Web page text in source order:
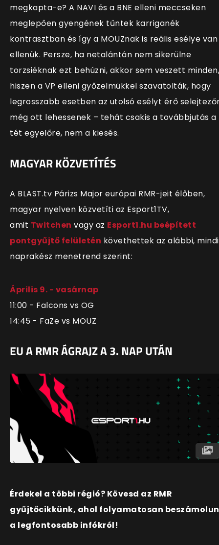
megkapta-e? A NAVI és a BNE elleni meccseken
meglepően gyengének tűntek karriganék
kontrasztban és így a MOUZnak is reális esélye van
ellenük. Persze, ha netalántán nem sikerülne
torzsiéknak ezt behúzni, akkor sem veszett minden,
hiszen a VP elleni győzelmükkel szavatolták, hogy
legrosszabb esetben az utolsó esélyt érő
még ott lehessenek – tehát csakis a továbbjutás a
tét egyelőre, nem a kiesés.
MAGYAR KÖZVETÍTÉS
A BLAST.tv Párizs Major európai RMR-jeit élőben,
magyar nyelven közvetíti az Esport1TV,
amit Twitchen vagy az Esport1.hu beépített
pontgyűjtő felületén követhettek az alábbi,
naprakész menetrend szerint:
Április 9. - vasárnap
11:00 - Falcons vs OG
14:45 - FaZe vs MOUZ
EU A RMR ÁGRAJZ A 3. NAP UTÁN
Érdekel a többi régió? Kövesd az RMR
gyűjtőcikkünk, ahol folyamatosan
a legfontosabb infókról!